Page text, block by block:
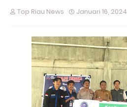
Top Riau News Januari 16, 2024